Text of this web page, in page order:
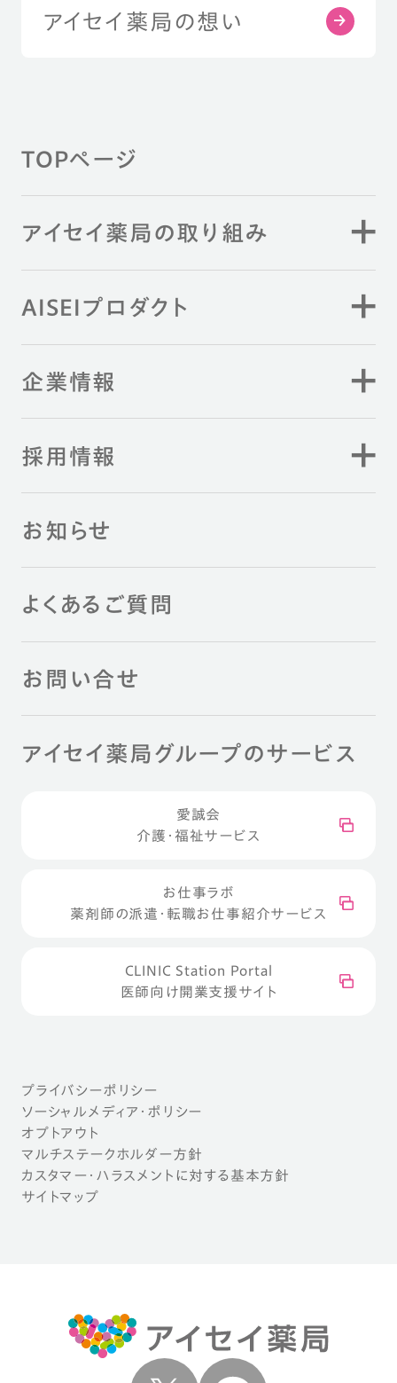
アイセイ薬局の想い
TOPページ
アイセイ薬局の取り組み
AISEIプロダクト
企業情報
採用情報
お知らせ
よくあるご質問
お問い合せ
アイセイ薬局グループのサービス
愛誠会
介護・福祉サービス
お仕事ラボ
薬剤師の派遣・転職お仕事紹介サービス
CLINIC Station Portal
医師向け開業支援サイト
プライバシーポリシー
ソーシャルメディア・ポリシー
オプトアウト
マルチステークホルダー方針
カスタマー・ハラスメントに対する基本方針
サイトマップ